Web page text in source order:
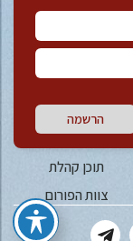
הרשמה
תוכן קהלת
צוות הפורום